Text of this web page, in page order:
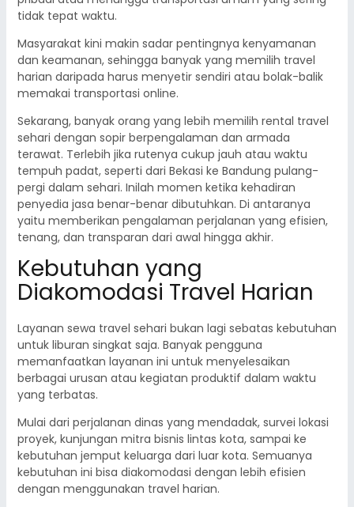
tidak tepat waktu.
Masyarakat kini makin sadar pentingnya kenyamanan
dan keamanan, sehingga banyak yang memilih travel
harian daripada harus menyetir sendiri atau bolak-balik
memakai transportasi online.
Sekarang, banyak orang yang lebih memilih rental travel
sehari dengan sopir berpengalaman dan armada
terawat. Terlebih jika rutenya cukup jauh atau waktu
tempuh padat, seperti dari Bekasi ke Bandung pulang-
pergi dalam sehari. Inilah momen ketika kehadiran
penyedia jasa benar-benar dibutuhkan. Di antaranya
yaitu memberikan pengalaman perjalanan yang efisien,
tenang, dan transparan dari awal hingga akhir.
Kebutuhan yang
Diakomodasi Travel Harian
Layanan sewa travel sehari bukan lagi sebatas kebutuhan
untuk liburan singkat saja. Banyak pengguna
memanfaatkan layanan ini untuk menyelesaikan
berbagai urusan atau kegiatan produktif dalam waktu
yang terbatas.
Mulai dari perjalanan dinas yang mendadak, survei lokasi
proyek, kunjungan mitra bisnis lintas kota, sampai ke
kebutuhan jemput keluarga dari luar kota. Semuanya
kebutuhan ini bisa diakomodasi dengan lebih efisien
dengan menggunakan travel harian.